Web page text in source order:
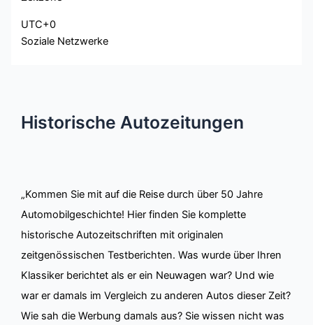
UTC+0
Soziale Netzwerke
Historische Autozeitungen
„Kommen Sie mit auf die Reise durch über 50 Jahre
Automobilgeschichte! Hier finden Sie komplette
historische Autozeitschriften mit originalen
zeitgenössischen Testberichten. Was wurde über Ihren
Klassiker berichtet als er ein Neuwagen war? Und wie
war er damals im Vergleich zu anderen Autos dieser Zeit?
Wie sah die Werbung damals aus? Sie wissen nicht was